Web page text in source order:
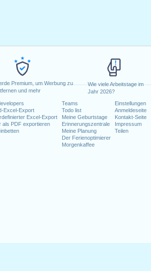
Premium, um Werbung zu
und mehr
Wie viele Arbeitstage im
Jahr 2026?
Excel-Export
Excel-Export
als PDF exportieren
Teams
Todo list
Meine Geburtstage
Erinnerungszentrale
Meine Planung
Der Ferienoptimierer
Morgenkaffee
Einstellungen
Anmeldeseite
Kontakt-Seite
Impressum
Teilen